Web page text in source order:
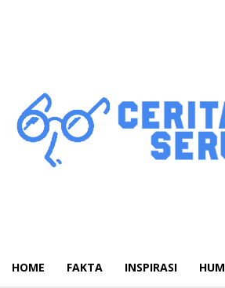
HOME FAKTA INSPIRASI